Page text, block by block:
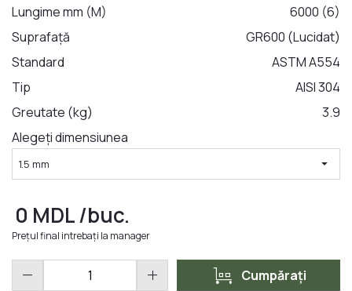
LA COMANDA
Lungime mm (M)
6000 (6)
Suprafață
GR600 (Lucidat)
Standard
ASTM A554
Tip
AISI 304
Greutate (kg)
3.9
Alegeți dimensiunea
1.5 mm arrow_drop_down
0 MDL/buc.
Prețul final intrebați la manager
remove add trolley Cumpărați